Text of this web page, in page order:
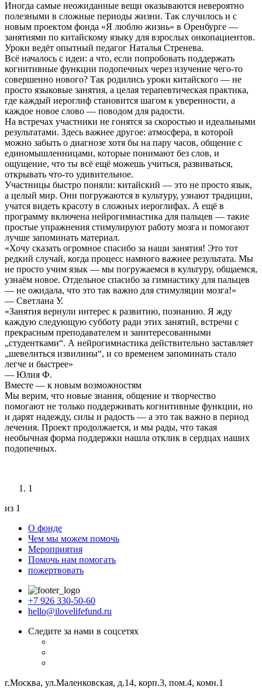
Иногда самые неожиданные вещи оказываются невероятно
полезными в сложные периоды жизни. Так случилось и с
новым проектом фонда «Я люблю жизнь» в Оренбурге —
занятиями по китайскому языку для взрослых онкопациентов.
Уроки ведёт опытный педагог Наталья Стренева.
Всё началось с идеи: а что, если попробовать поддержать
когнитивные функции подопечных через изучение чего-то
совершенно нового? Так родились уроки китайского — не
просто языковые занятия, а целая терапевтическая практика,
где каждый иероглиф становится шагом к уверенности, а
каждое новое слово — поводом для радости.
На встречах участники не гонятся за скоростью и идеальными
результатами. Здесь важнее другое: атмосфера, в которой
можно забыть о диагнозе хотя бы на пару часов, общение с
единомышленницами, которые понимают без слов, и
ощущение, что ты всё ещё можешь учиться, развиваться,
открывать что-то удивительное.
Участницы быстро поняли: китайский — это не просто язык,
а целый мир. Они погружаются в культуру, узнают традиции,
учатся видеть красоту в сложных иероглифах. А ещё в
программу включена нейрогимнастика для пальцев — такие
простые упражнения стимулируют работу мозга и помогают
лучше запоминать материал.
«Хочу сказать огромное спасибо за наши занятия! Это тот
редкий случай, когда процесс намного важнее результата. Мы
не просто учим язык — мы погружаемся в культуру, общаемся,
узнаём новое. Отдельное спасибо за гимнастику для пальцев
— не ожидала, что это так важно для стимуляции мозга!»
— Светлана У.
«Занятия вернули интерес к развитию, познанию. Я жду
каждую следующую субботу ради этих занятий, встречи с
прекрасным преподавателем и заинтересованными
„студентками“. А нейрогимнастика действительно заставляет
„шевелиться извилины“, и со временем запоминать стало
легче и быстрее»
— Юлия Ф.
Вместе — к новым возможностям
Мы верим, что новые знания, общение и творчество
помогают не только поддерживать когнитивные функции, но
и дарят надежду, силы и радость — а это так важно в период
лечения. Проект продолжается, и мы рады, что такая
необычная форма поддержки нашла отклик в сердцах наших
подопечных.
1
из 1
О фонде
Чем мы можем помочь
Мероприятия
Помочь нам помогать
пожертвовать
+7 926 330-50-60
hello@ilovelifefund.ru
Следите за нами в соцсетях
г.Москва, ул.Маленковская, д.14, корп.3, пом.4, комн.1